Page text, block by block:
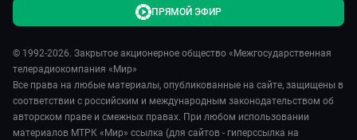
© 1992-2026. Закрытое акционерное общество «Межгосударственная
телерадиокомпания «Мир»
Все права на любые материалы, опубликованные на сайте, защищены в
соответствии с российским и международным законодательством об
авторском праве и смежных правах. При любом использовании
материалов МТРК «Мир» ссылка (для сайтов - гиперссылка на
ПРЯМОЙ ЭФИР